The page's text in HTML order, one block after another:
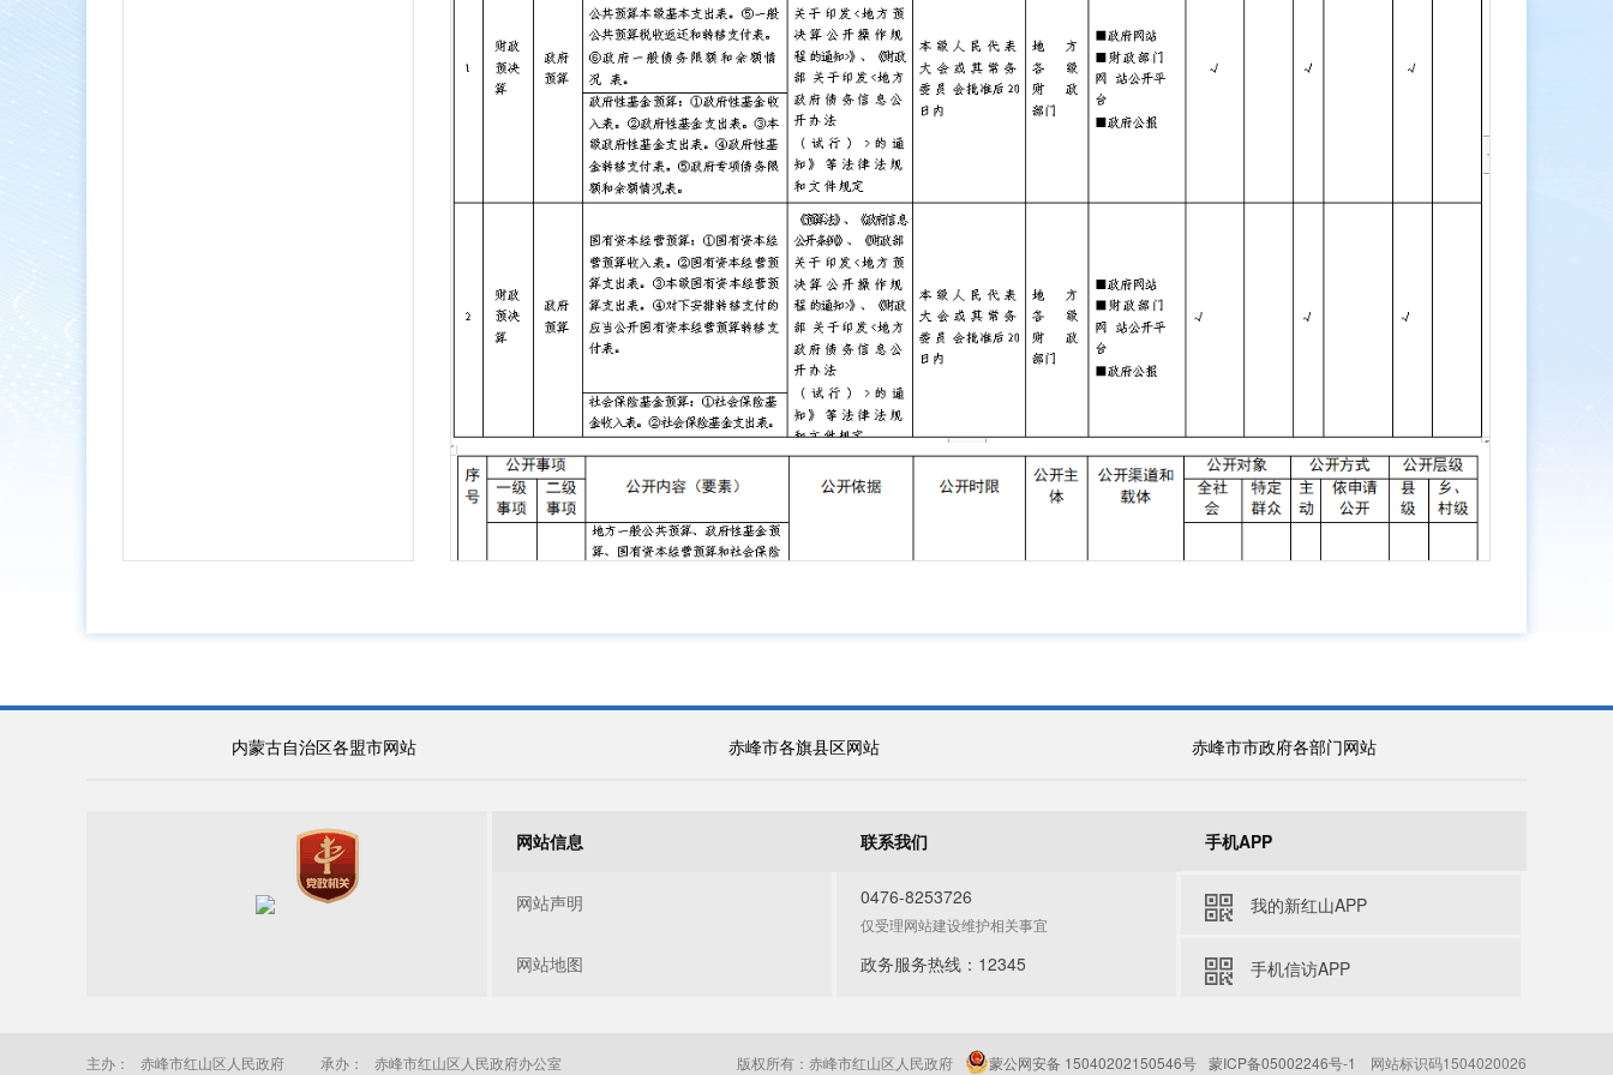
内蒙古自治区各盟市网站 赤峰市各旗县区网站 赤峰市市政府各部门网站
网站信息
网站声明
网站地图
联系我们
0476-8253726
仅受理网站建设维护相关事宜
政务服务热线：12345
手机APP
我的新红山APP
手机信访APP
主办： 赤峰市红山区人民政府 承办： 赤峰市红山区人民政府办公室 版权所有：赤峰市红山区人民政府 蒙公网安备 15040202150546号 蒙ICP备05002246号-1 网站标识码1504020026